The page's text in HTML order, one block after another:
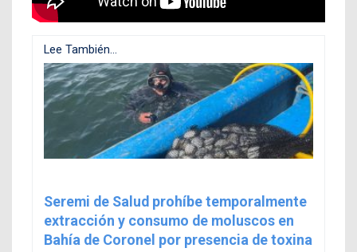
Lee También...
Seremi de Salud prohíbe temporalmente
extracción y consumo de moluscos en
Bahía de Coronel por presencia de toxina